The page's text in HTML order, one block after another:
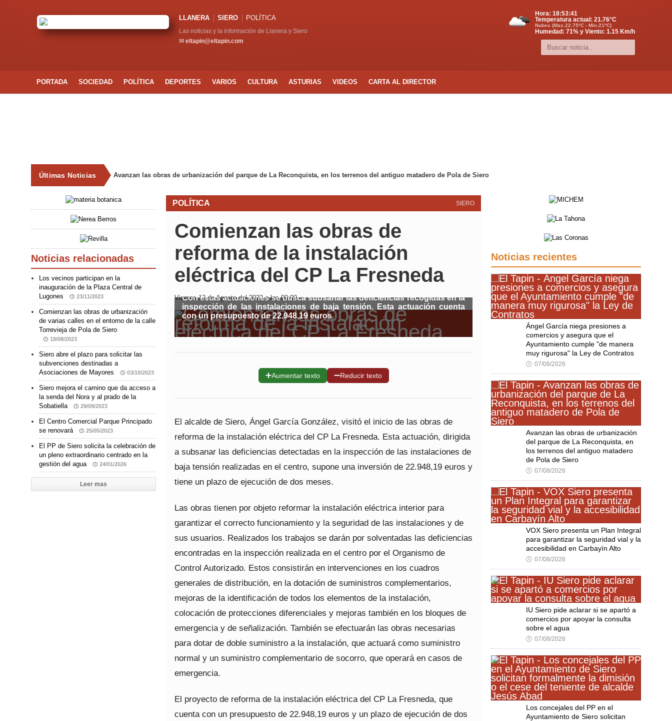
LLANERA SIERO POLÍTICA
Las noticias y la información de Llanera y Siero
✉ eltapin@eltapin.com
Hora: 18:53:41
Temperatura actual: 21.76°C
Nubes (Max.22.75ºC - Min.21ºC)
Humedad: 71% y Viento: 1.15 Km/h
PORTADA SOCIEDAD POLÍTICA DEPORTES VARIOS CULTURA ASTURIAS VIDEOS CARTA AL DIRECTOR
Últimas Noticias VOX Siero presenta un Plan Integral para garantizar la seguridad vial y la accesibilidad en Carbayín Alto
SIERO
POLÍTICA
Comienzan las obras de
reforma de la instalación
eléctrica del CP La Fresneda
Viernes 12 de Agosto del 2022 a las 00:00
Con estas actuaciones se busca subsanar las deficiencias recogidas en la
inspección de las instalaciones de baja tensión. Esta actuación cuenta
con un presupuesto de 22.948,19 euros
➕Aumentar texto ➖Reducir texto
El alcalde de Siero, Ángel García González, visitó el inicio de las obras de
reforma de la instalación eléctrica del CP La Fresneda. Esta actuación, dirigida
a subsanar las deficiencias detectadas en la inspección de las instalaciones de
baja tensión realizadas en el centro, supone una inversión de 22.948,19 euros y
tiene un plazo de ejecución de dos meses.
Las obras tienen por objeto reformar la instalación eléctrica interior para
garantizar el correcto funcionamiento y la seguridad de las instalaciones y de
sus usuarios. Realizados los trabajos se darán por solventadas las deficiencias
encontradas en la inspección realizada en el centro por el Organismo de
Control Autorizado. Estos consistirán en intervenciones en los cuadros
generales de distribución, en la dotación de suministros complementarios,
mejoras de la identificación de todos los elementos de la instalación,
colocación de protecciones diferenciales y mejoras también en los bloques de
emergencia y de señalización. También se efectuarán las obras necesarias
para dotar de doble suministro a la instalación, que actuará como suministro
normal y un suministro complementario de socorro, que operará en casos de
emergencia.
El proyecto de reforma de la instalación eléctrica del CP La Fresneda, que
cuenta con un presupuesto de 22.948,19 euros y un plazo de ejecución de dos
Noticias relacionadas
Los vecinos participan en la
inauguración de la Plaza Central de
Lugones
23/11/2023
Comienzan las obras de urbanización
de varias calles en el entorno de la calle
Torrevieja de Pola de Siero
18/08/2023
Siero abre el plazo para solicitar las
subvenciones destinadas a
Asociaciones de Mayores
03/10/2023
Siero mejora el camino que da acceso a
la senda del Nora y al prado de la
Sobatiella
29/09/2023
El Centro Comercial Parque Principado
se renovará
25/05/2023
El PP de Siero solicita la celebración de
un pleno extraordinario centrado en la
gestión del agua
24/01/2026
Leer mas
Noticias recientes
Ángel García niega presiones a
comercios y asegura que el
Ayuntamiento cumple "de manera
muy rigurosa" la Ley de Contratos
🕔 07/08/2026
Avanzan las obras de urbanización
del parque de La Reconquista, en
los terrenos del antiguo matadero
de Pola de Siero
🕔 07/08/2026
VOX Siero presenta un Plan Integral
para garantizar la seguridad vial y la
accesibilidad en Carbayín Alto
🕔 07/08/2026
IU Siero pide aclarar si se apartó a
comercios por apoyar la consulta
sobre el agua
🕔 07/08/2026
Los concejales del PP en el
Ayuntamiento de Siero solicitan